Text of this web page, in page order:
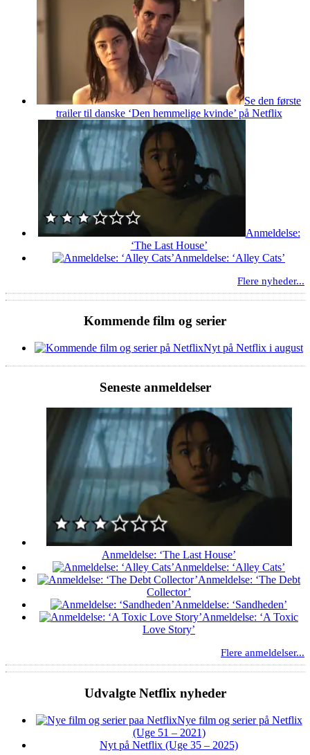
Se den første
trailer til danske ‘Den hemmelige kvinde’ på Netflix
Anmeldelse:
‘The Last House’
Anmeldelse: ‘Alley Cats’
Flere nyheder...
Kommende film og serier
Nyt på Netflix i august
Seneste anmeldelser
Anmeldelse: ‘The Last House’
Anmeldelse: ‘Alley Cats’
Anmeldelse: ‘The Debt
Collector’
Anmeldelse: ‘Sandheden’
Anmeldelse: ‘A Toxic
Love Story’
Flere anmeldelser...
Udvalgte Netflix nyheder
Nye film og serier på Netflix
(Uge 51 – 2021)
Nyt på Netflix (Uge 35 – 2025)